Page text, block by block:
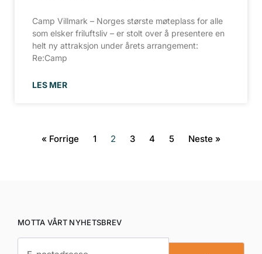
Camp Villmark – Norges største møteplass for alle
som elsker friluftsliv – er stolt over å presentere en
helt ny attraksjon under årets arrangement:
Re:Camp
LES MER
« Forrige 1 2 3 4 5 Neste »
MOTTA VÅRT NYHETSBREV